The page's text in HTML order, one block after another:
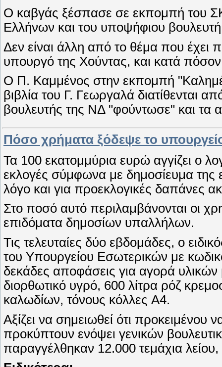
Ο καβγάς ξέσπασε σε εκπομπή του
Ελλήνων και του υποψήφιου
Δεν είναι άλλη από το θέμα που έχει
υπουργό της Χούντας, και κατά
Ο Π. Καμμένος στην εκπομπή
βιβλία του Γ. Γεωργαλά διατίθενται
βουλευτής της ΝΔ "φούντωσε" και τα
Πόσο χρήματα ξόδεψε το
Τα 100 εκατομμύρια ευρώ αγγίζει ο
εκλογές σύμφωνα με δημοσίευμα της
λόγο και για προεκλογικές δαπάνες
Στο ποσό αυτό περιλαμβάνονται οι
επιδόματα δημοσίων υπαλλήλων.
Τις τελευταίες δύο εβδομάδες, ο
του Υπουργείου Εσωτερικών με
δεκάδες αποφάσεις για αγορά
διορθωτικό υγρό, 600 λίτρα ρόζ
καλωδίων, τόνους κόλλες A4.
Αξίζει να σημειωθεί ότι
προκύπτουν ενόψει γενικών
παραγγέλθηκαν 12.000 τεμάχια λείου,